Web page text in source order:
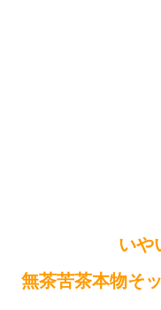
いや
無茶苦茶本物そ